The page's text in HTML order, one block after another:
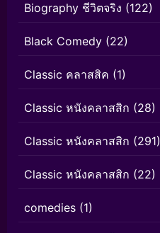
Biography ชีวิตจริง (122)
Black Comedy (22)
Classic คลาสสิค (1)
Classic หนังคลาสสิก (28)
Classic หนังคลาสสิก (291)
Classic หนังคลาสสิก (22)
comedies (1)